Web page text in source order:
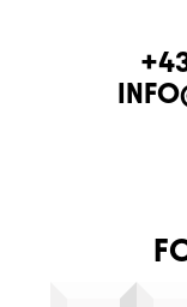
KONTAKT
E-